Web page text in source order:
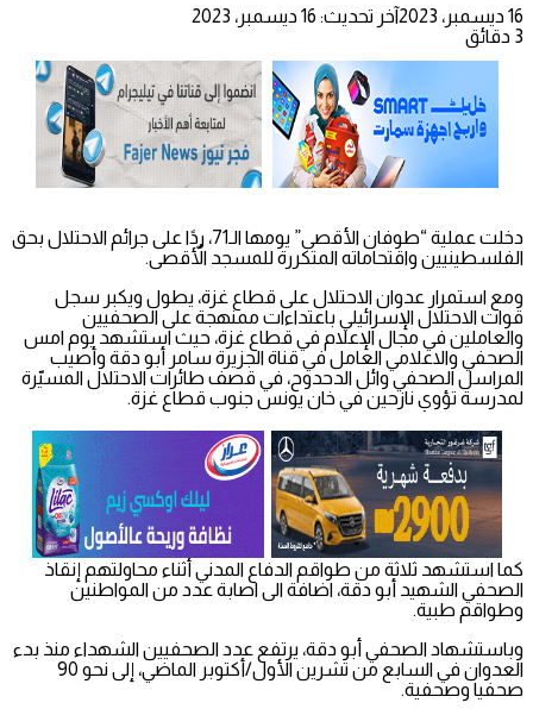
16 ديسمبر، 2023
آخر تحديث: 16 ديسمبر، 2023
3 دقائق
دخلت عملية “طوفان الأقصى” يومها الـ71، ردًا على جرائم الاحتلال بحق
الفلسطينيين واقتحاماته المتكررة للمسجد الأٌقصى.
ومع استمرار عدوان الاحتلال على قطاع غزة، يطول ويكبر سجل
قوات الاحتلال الإسرائيلي باعتداءات ممنهجة على الصحفيين
والعاملين في مجال الإعلام في قطاع غزة، حيث استشهد يوم امس
الصحفي والاعلامي العامل في قناة الجزيرة سامر أبو دقة وأصيب
المراسل الصحفي وائل الدحدوح، في قصف طائرات الاحتلال المسيّرة
لمدرسة تؤوي نازحين في خان يونس جنوب قطاع غزة.
كما استشهد ثلاثة من طواقم الدفاع المدني أثناء محاولتهم إنقاذ
الصحفي الشهيد أبو دقة، اضافة الى اصابة عدد من المواطنين
وطواقم طبية.
وباستشهاد الصحفي أبو دقة، يرتفع عدد الصحفيين الشهداء منذ بدء
العدوان في السابع من تشرين الأول/أكتوبر الماضي، إلى نحو 90
صحفيا وصحفية.